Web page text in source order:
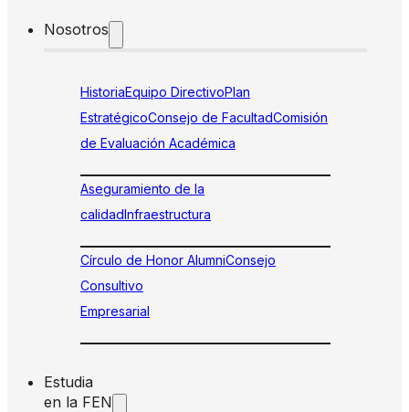
Nosotros
HistoriaEquipo DirectivoPlan
EstratégicoConsejo de FacultadComisión
de Evaluación Académica
Aseguramiento de la
calidadInfraestructura
Círculo de Honor AlumniConsejo
Consultivo
Empresarial
Estudia
en la FEN